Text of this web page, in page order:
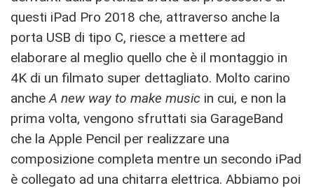
questi iPad Pro 2018 che, attraverso anche la
porta USB di tipo C, riesce a mettere ad
elaborare al meglio quello che è il montaggio in
4K di un filmato super dettagliato. Molto carino
anche A new way to make music in cui, e non la
prima volta, vengono sfruttati sia GarageBand
che la Apple Pencil per realizzare una
composizione completa mentre un secondo iPad
è collegato ad una chitarra elettrica. Abbiamo poi